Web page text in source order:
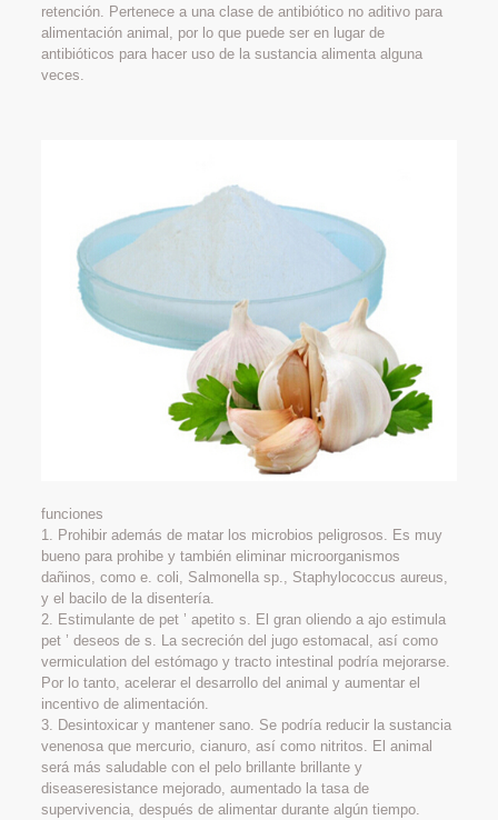
retención. Pertenece a una clase de antibiótico no aditivo para
alimentación animal, por lo que puede ser en lugar de
antibióticos para hacer uso de la sustancia alimenta alguna
veces.
funciones
1. Prohibir además de matar los microbios peligrosos. Es muy
bueno para prohibe y también eliminar microorganismos
dañinos, como e. coli, Salmonella sp., Staphylococcus aureus,
y el bacilo de la disentería.
2. Estimulante de pet ’ apetito s. El gran oliendo a ajo estimula
pet ’ deseos de s. La secreción del jugo estomacal, así como
vermiculation del estómago y tracto intestinal podría mejorarse.
Por lo tanto, acelerar el desarrollo del animal y aumentar el
incentivo de alimentación.
3. Desintoxicar y mantener sano. Se podría reducir la sustancia
venenosa que mercurio, cianuro, así como nitritos. El animal
será más saludable con el pelo brillante brillante y
diseaseresistance mejorado, aumentado la tasa de
supervivencia, después de alimentar durante algún tiempo.